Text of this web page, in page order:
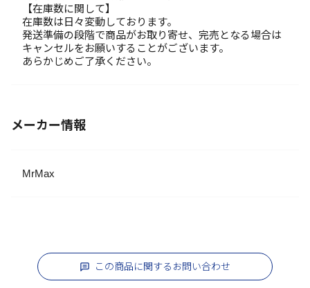
【在庫数に関して】
在庫数は日々変動しております。
発送準備の段階で商品がお取り寄せ、完売となる場合は
キャンセルをお願いすることがございます。
あらかじめご了承ください。
メーカー情報
MrMax
この商品に関するお問い合わせ